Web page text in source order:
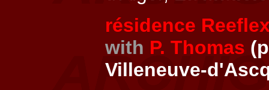
résidence
with P. Thomas
Villeneuve-